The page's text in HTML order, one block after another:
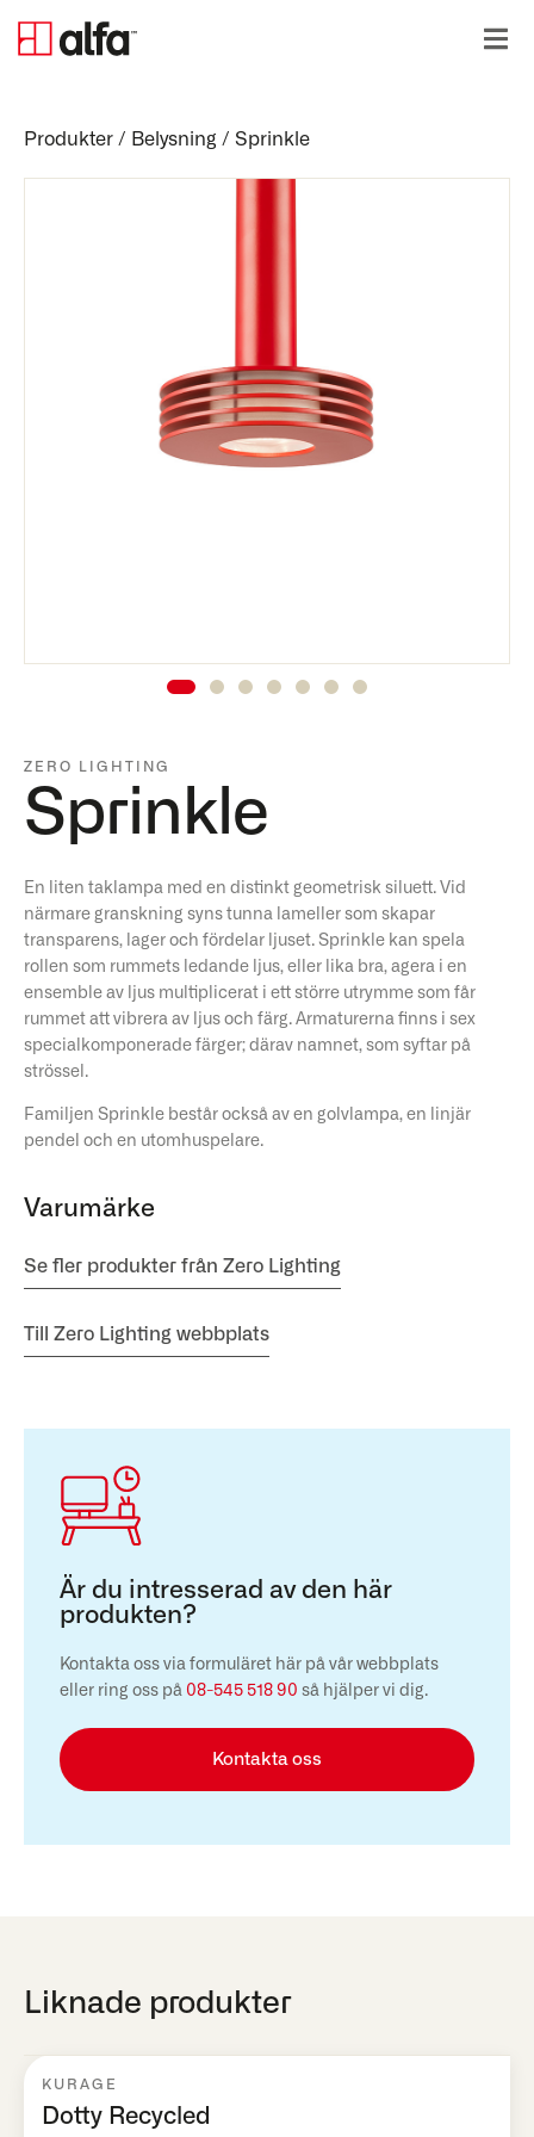
Produkter / Belysning / Sprinkle
ZERO LIGHTING
Sprinkle
En liten taklampa med en distinkt geometrisk siluett. Vid
närmare granskning syns tunna lameller som skapar
transparens, lager och fördelar ljuset. Sprinkle kan spela
rollen som rummets ledande ljus, eller lika bra, agera i en
ensemble av ljus multiplicerat i ett större utrymme som får
rummet att vibrera av ljus och färg. Armaturerna finns i sex
specialkomponerade färger; därav namnet, som syftar på
strössel.
Familjen Sprinkle består också av en golvlampa, en linjär
pendel och en utomhuspelare.
Varumärke
Se fler produkter från Zero Lighting
Till Zero Lighting webbplats
Är du intresserad av den här
produkten?
Kontakta oss via formuläret här på vår webbplats
eller ring oss på 08-545 518 90 så hjälper vi dig.
Kontakta oss
Liknade produkter
KURAGE
Dotty Recycled